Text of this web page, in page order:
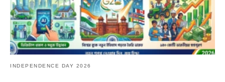
INDEPENDENCE DAY 2026